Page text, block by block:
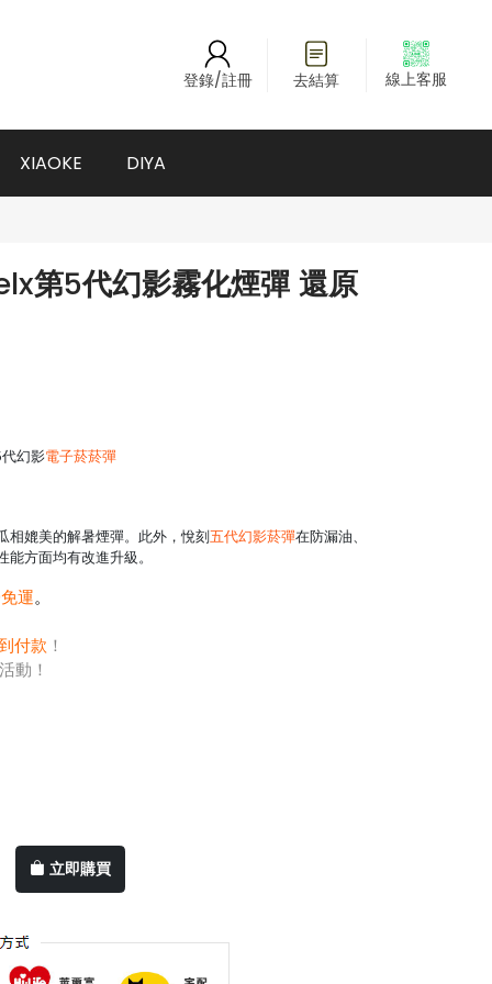
登錄/註冊 去結算 線上客服
XIAOKE DIYA
第5代幻影霧化煙彈 還原
幻影電子菸菸彈
相媲美的解暑煙彈。此外，悅刻五代幻影菸彈在防漏油、
方面均有改進升級。
運。
付款 ！
動！
立即購買